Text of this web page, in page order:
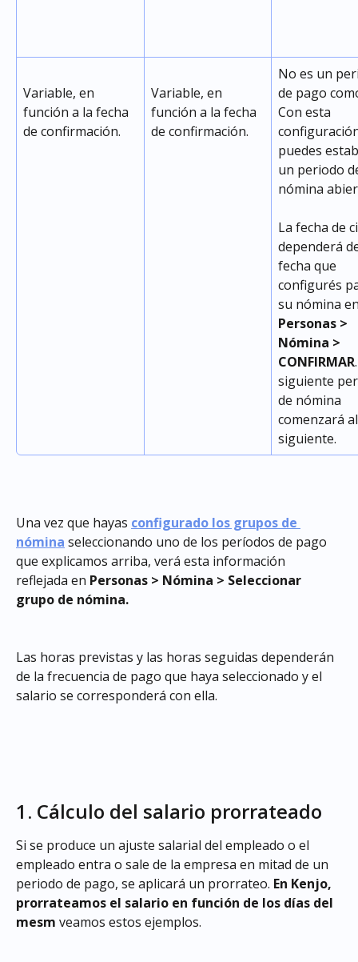
Variable, en
función a la fecha
de confirmación.
Variable, en
función a la fecha
de confirmación.
No es un
de pago
Con esta
puedes
un periodo
nómina
La fecha de
dependerá
fecha que
configurés
su nómina
Personas >
Nómina >
CONFIRMAR
siguiente
de nómina
comenzará
siguiente.
Una vez que hayas configurado los grupos de
nómina seleccionando uno de los períodos de pago
que explicamos arriba, verá esta información
reflejada en Personas > Nómina > Seleccionar
grupo de nómina.
Las horas previstas y las horas seguidas dependerán
de la frecuencia de pago que haya seleccionado y el
salario se corresponderá con ella.
1. Cálculo del salario prorrateado
Si se produce un ajuste salarial del empleado o el
empleado entra o sale de la empresa en mitad de un
periodo de pago, se aplicará un prorrateo. En Kenjo,
prorrateamos el salario en función de los días del
mesm veamos estos ejemplos.